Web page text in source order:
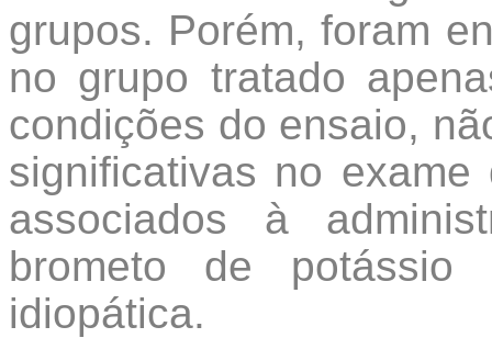
grupos. Porém, foram
no grupo tratado
condições do ensaio,
significativas no
associados à
brometo de potássio
idiopática.